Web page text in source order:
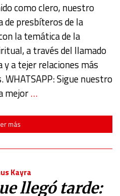
como clero, nuestro
de presbíteros de la
la temática de la
a través del llamado
y a tejer relaciones más
Sigue nuestro
mejor…
más
Kayra
llegó tarde: